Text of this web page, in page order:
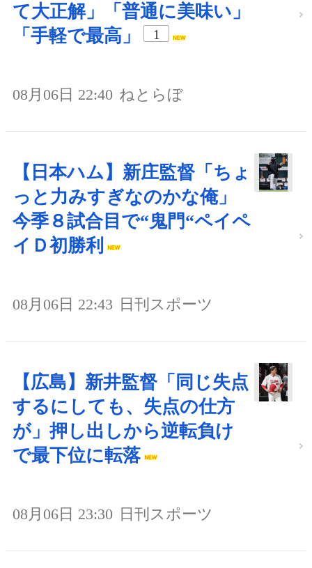
て大正解」「普通に美味い」
「手軽で最高」
1
08月06日 22:40 ねとらぼ
【日本ハム】新庄監督「ちょ
っと力みすぎなのかな俺」
今季８試合目で“鬼門“ペイペ
イＤ初勝利
08月06日 22:43 日刊スポーツ
【広島】新井監督「同じ失点
するにしても、失点の仕方
が」押し出しから逆転負け
で最下位に転落
08月06日 23:30 日刊スポーツ